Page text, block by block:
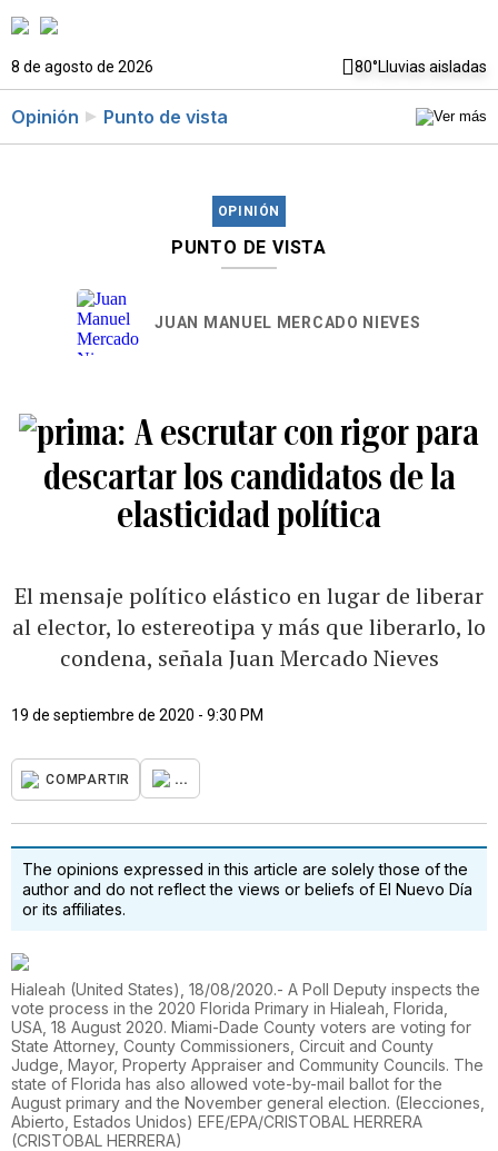
8 de agosto de 2026 80°Lluvias aisladas
Opinión Punto de vista
OPINIÓN
PUNTO DE VISTA
JUAN MANUEL MERCADO NIEVES
A escrutar con rigor para
descartar los candidatos de la
elasticidad política
El mensaje político elástico en lugar de liberar
al elector, lo estereotipa y más que liberarlo, lo
condena, señala Juan Mercado Nieves
19 de septiembre de 2020 - 9:30 PM
COMPARTIR ...
The opinions expressed in this article are solely those of the
author and do not reflect the views or beliefs of El Nuevo Día
or its affiliates.
Hialeah (United States), 18/08/2020.- A Poll Deputy inspects the
vote process in the 2020 Florida Primary in Hialeah, Florida,
USA, 18 August 2020. Miami-Dade County voters are voting for
State Attorney, County Commissioners, Circuit and County
Judge, Mayor, Property Appraiser and Community Councils. The
state of Florida has also allowed vote-by-mail ballot for the
August primary and the November general election. (Elecciones,
Abierto, Estados Unidos) EFE/EPA/CRISTOBAL HERRERA
(CRISTOBAL HERRERA)